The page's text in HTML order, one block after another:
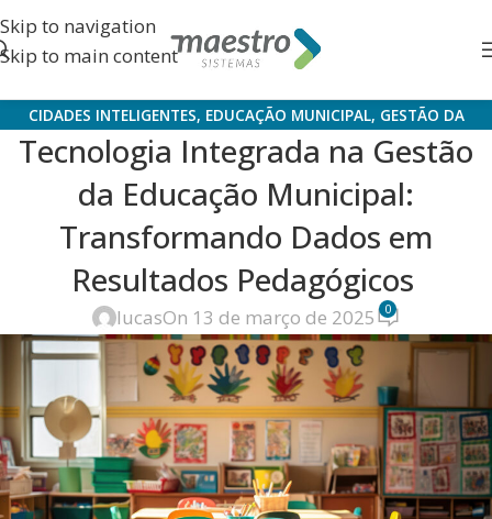
Skip to navigation
Skip to main content
CIDADES INTELIGENTES, EDUCAÇÃO MUNICIPAL, GESTÃO DA
EDUCAÇÃO,LEI DO GOVERNO DIGITAL,TECNOLOGIA
Tecnologia Integrada na Gestão
da Educação Municipal:
Transformando Dados em
Resultados Pedagógicos
lucasOn 13 de março de 2025 0